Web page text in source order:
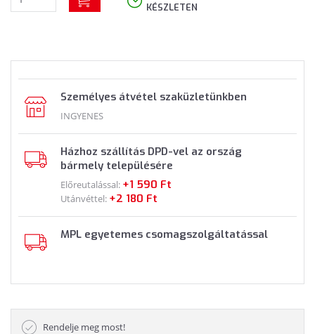
KÉSZLETEN
Személyes átvétel szaküzletünkben
INGYENES
Házhoz szállítás DPD-vel az ország
bármely településére
Előreutalással: +1 590 Ft
Utánvéttel: +2 180 Ft
MPL egyetemes csomagszolgáltatással
Rendelje meg most!